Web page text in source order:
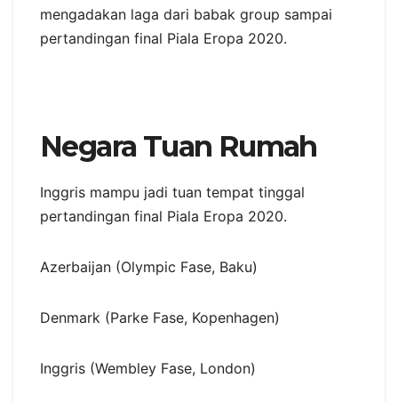
mengadakan laga dari babak group sampai
pertandingan final Piala Eropa 2020.
Negara Tuan Rumah
Inggris mampu jadi tuan tempat tinggal
pertandingan final Piala Eropa 2020.
Azerbaijan (Olympic Fase, Baku)
Denmark (Parke Fase, Kopenhagen)
Inggris (Wembley Fase, London)